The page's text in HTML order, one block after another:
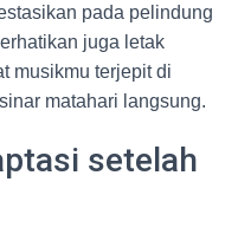
pada pelindung
juga letak
musikmu terjepit di
matahari langsung.
setelah